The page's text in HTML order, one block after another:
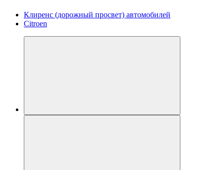
Клиренс (дорожный просвет) автомобилей
Citroen